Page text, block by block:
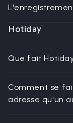
Hotiday
Que fait
Comment se
adresse qu'un